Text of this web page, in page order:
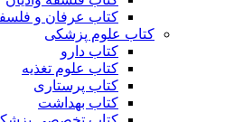
کتاب عرفان و
کتاب علوم پزشکی
کتاب دارو
کتاب علوم تغذیه
کتاب پرستاری
کتاب بهداشت